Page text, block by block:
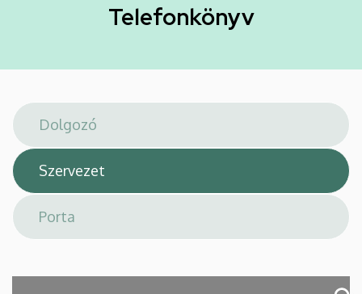
hely
Telefonkönyv